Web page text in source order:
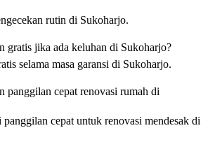
rutin di Sukoharjo.
gratis jika ada keluhan di Sukoharjo?
selama masa garansi di Sukoharjo.
panggilan cepat renovasi rumah di
cepat untuk renovasi mendesak di